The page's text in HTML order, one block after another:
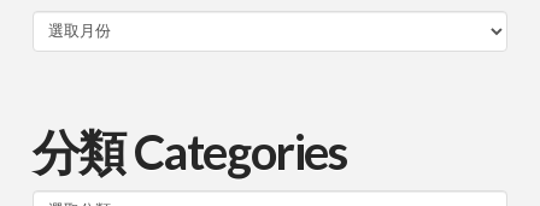
分類 Categories